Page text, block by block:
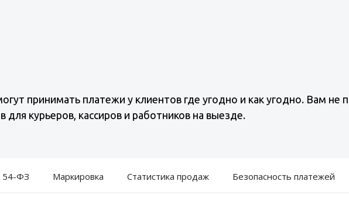
принимать платежи у клиентов где угодно и как угодно. Вам не
курьеров, кассиров и работников на выезде.
54-ФЗ Маркировка Статистика продаж Безопасность платежей